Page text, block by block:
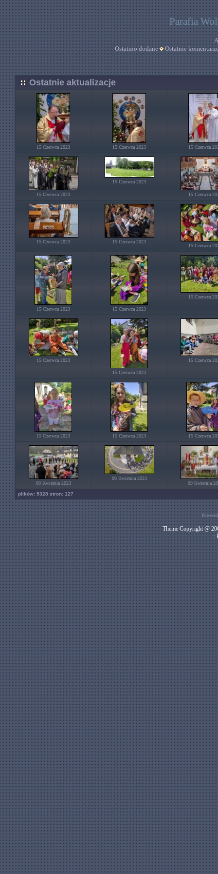
Parafia
Ostatnio dodane
Ostatnie
Ostatnie aktualizacje
15 Czerwca 2023 15 Czerwca 2023 15 Czerwca
15 Czerwca 2023
15 Czerwca 2023
15 Czerwca
15 Czerwca 2023 15 Czerwca 2023
15 Czerwca
15 Czerwca 2023 15 Czerwca 2023
15 Czerwca
15 Czerwca 2023
15 Czerwca 2023
15 Czerwca
15 Czerwca 2023 15 Czerwca 2023 15 Czerwca
09 Kwietnia 2023
09 Kwietnia 2023
09 Kwietnia
plików: 5328 stron: 127
Theme Copyright @
::